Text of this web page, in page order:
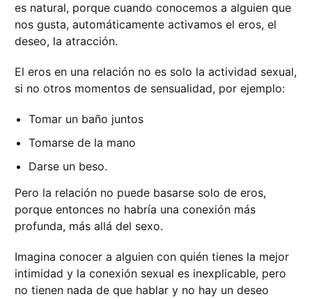
es natural, porque cuando conocemos a alguien que
nos gusta, automáticamente activamos el eros, el
deseo, la atracción.
El eros en una relación no es solo la actividad sexual,
si no otros momentos de sensualidad, por ejemplo:
Tomar un baño juntos
Tomarse de la mano
Darse un beso.
Pero la relación no puede basarse solo de eros,
porque entonces no habría una conexión más
profunda, más allá del sexo.
Imagina conocer a alguien con quién tienes la mejor
intimidad y la conexión sexual es inexplicable, pero
no tienen nada de que hablar y no hay un deseo